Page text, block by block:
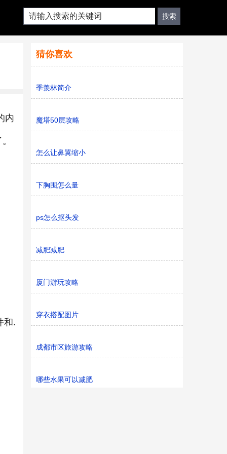
内
和.
猜你喜欢
季羡林简介
魔塔50层攻略
怎么让鼻翼缩小
下胸围怎么量
ps怎么抠头发
减肥减肥
厦门游玩攻略
穿衣搭配图片
成都市区旅游攻略
哪些水果可以减肥